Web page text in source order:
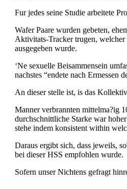
Fur jedes seine Studie arbeitete
Wafer Paare wurden gebeten,
Aktivitats-Tracker trugen, welcher
ausgegeben wurde.
‘Ne sexuelle Beisammensein
nachstes “endete nach Ermessen
An dieser stelle ist, is das
Manner verbrannten mittelma?ig
durchschnittliche Starke war
stehe indem konsistent within
Daraus ergibt sich, dass jeweils,
bei dieser HSS empfohlen wurde.
Sofern unser Nichtens gefragt